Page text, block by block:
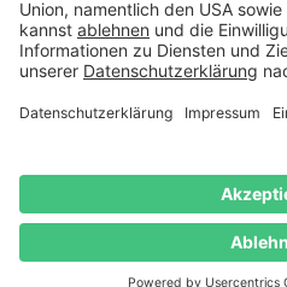
Mitglied im:
Datenschutz